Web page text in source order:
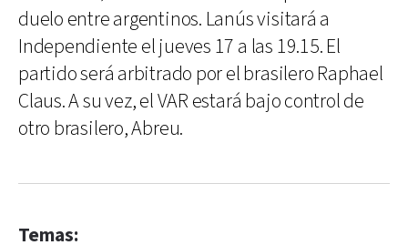
duelo entre argentinos. Lanús visitará a
Independiente el jueves 17 a las 19.15. El
partido será arbitrado por el brasilero Raphael
Claus. A su vez, el VAR estará bajo control de
otro brasilero, Abreu.
Temas: